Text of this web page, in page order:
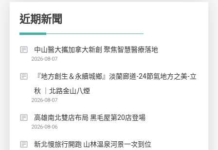
近期新聞
中山醫大攜加拿大新創 聚焦智慧醫療落地
2026-08-07
『地方創生＆永續城鄉』淡蘭廊道-24節氣地方之美-立
秋 ｜北路金山八煙
2026-08-07
高雄南北雙店布局 黑毛屋第20店登場
2026-08-06
新北慢旅行開跑 山林溫泉河景一次到位